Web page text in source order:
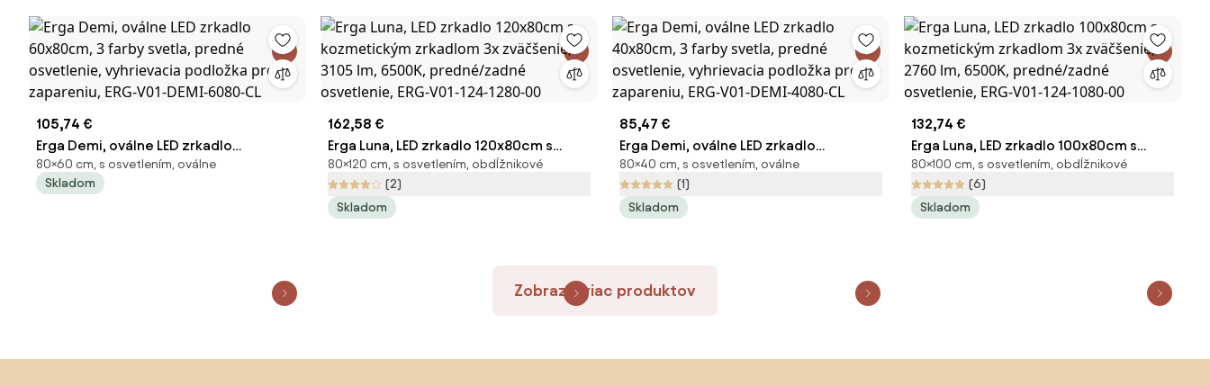
105,74 €
Erga Demi, oválne LED zrkadlo
60x80cm, 3 farby svetla, predné
osvetlenie, vyhrievacia podložka proti
80×60 cm, s osvetlením, oválne
Skladom
162,58 €
Erga Luna, LED zrkadlo 120x80cm s
kozmetickým zrkadlom 3x zväčšenie,
3105 lm, 6500K, predné/zadné
osvetlenie, ERG-V01-124-1280-00
80×120 cm, s osvetlením, obdĺžnikové
(2)
Skladom
85,47 €
Erga Demi, oválne LED zrkadlo
40x80cm, 3 farby svetla, predné
osvetlenie, vyhrievacia podložka proti
zapareniu, ERG-V01-DEMI-4080-CL
80×40 cm, s osvetlením, oválne
(1)
Skladom
132,74 €
Erga Luna, LED zrkadlo 100x80cm s
kozmetickým zrkadlom 3x zväčšenie,
2760 lm, 6500K, predné/zadné
osvetlenie, ERG-V01-124-1080-00
80×100 cm, s osvetlením, obdĺžnikové
(6)
Skladom
Zobraziť viac produktov